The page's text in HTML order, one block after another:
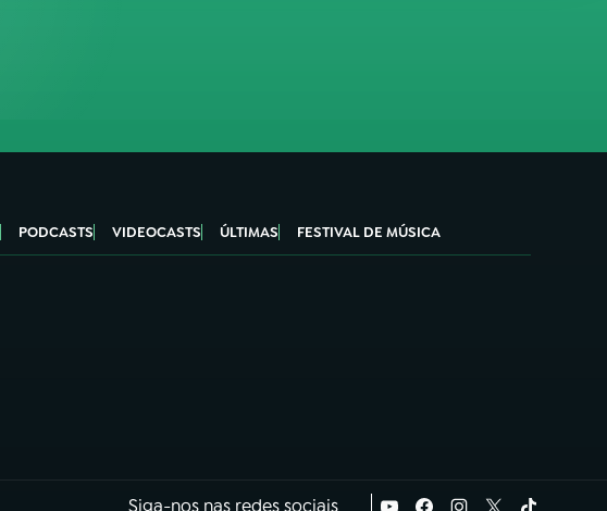
PODCASTS VIDEOCASTS ÚLTIMAS FESTIVAL DE MÚSICA
Siga-nos nas redes sociais